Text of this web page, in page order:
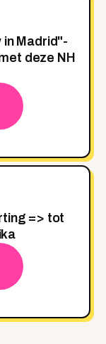
in Madrid"-
deze NH
=> tot